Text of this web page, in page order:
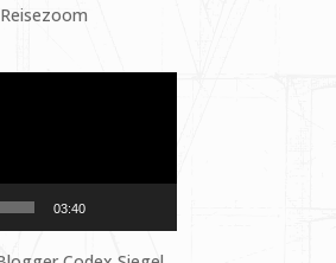
Reisezoom
03:40